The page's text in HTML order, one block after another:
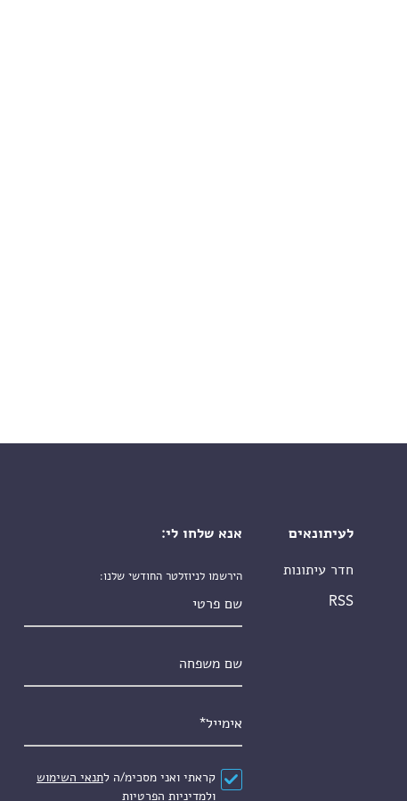
לעיתונאים
חדר עיתונות
RSS
אנא שלחו לי:
הירשמו לניוזלטר החודשי שלנו:
הסכם*
קראתי ואני מסכימ/ה לתנאי השימוש
ולמדיניות הפרטיות